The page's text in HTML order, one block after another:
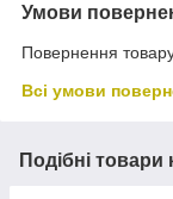
Умови
Повернення
Всі умови
Подібні товари